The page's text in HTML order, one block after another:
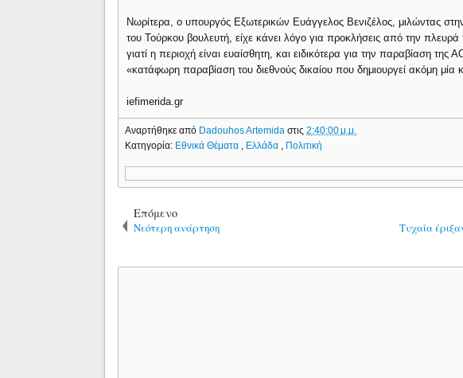
Νωρίτερα, ο υπουργός Εξωτερικών Ευάγγελος Βενιζέλος, μιλώντας
του Τούρκου βουλευτή, είχε κάνει λόγο για προκλήσεις από την
γιατί η περιοχή είναι ευαίσθητη, και ειδικότερα για την παραβίαση
«κατάφωρη παραβίαση του διεθνούς δικαίου που δημιουργεί ακόμη μία
iefimerida.gr
Αναρτήθηκε από Dadouhos Artemidaστις2:40:00 μ.μ.
Κατηγορία: Εθνικά Θέματα Ελλάδα Πολιτική
Επόμενο
Νεότερη ανάρτηση
Τυχαία